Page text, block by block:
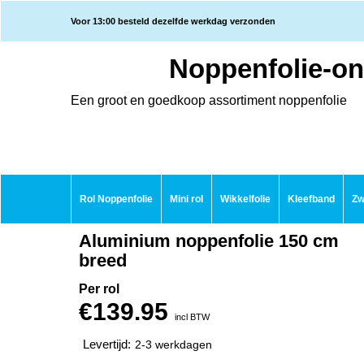
Voor 13:00 besteld dezelfde werkdag verzonden
Noppenfolie-
Een groot en goedkoop assortiment noppenfolie
Rol Noppenfolie Mini rol Wikkelfolie Kleefband
Aluminium noppenfolie 150 cm
breed
Per rol
€139.95 incl BTW
Levertijd: 2-3 werkdagen